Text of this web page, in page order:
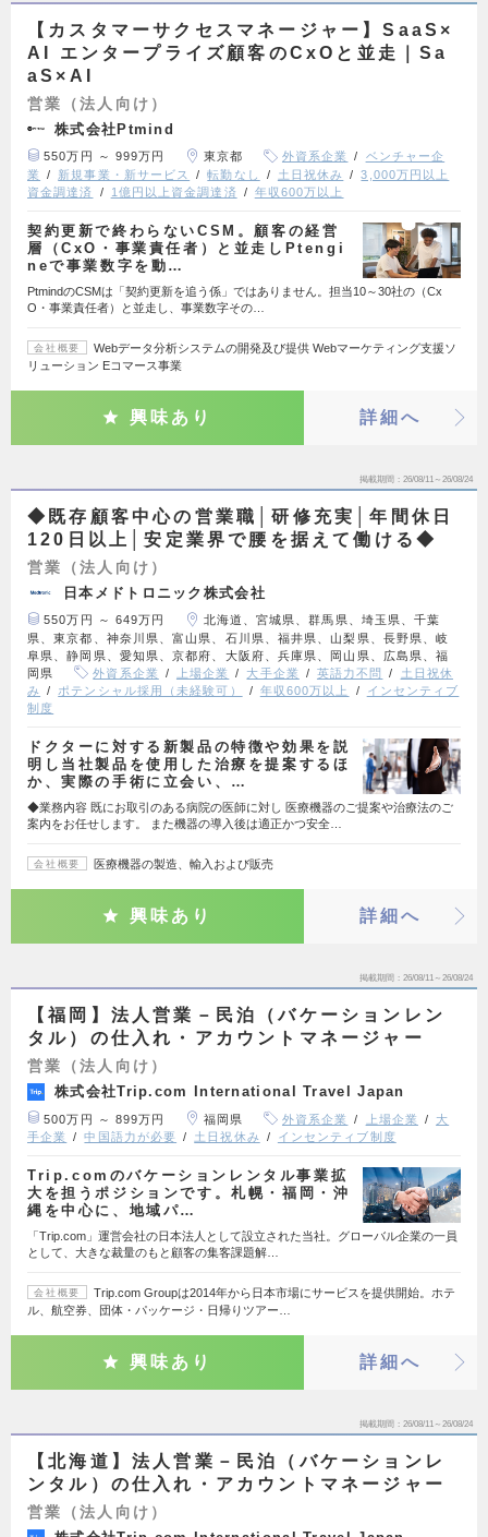
【カスタマーサクセスマネージャー】SaaS×
AI エンタープライズ顧客のCxOと並走｜Sa
aS×AI
営業（法人向け）
株式会社Ptmind
550万円 ～ 999万円 東京都 外資系企業
ベンチャー企
業
新規事業・新サービス 転勤なし 土日祝休み
3,000万円以上
資金調達済
1億円以上資金調達済 年収600万以上
契約更新で終わらないCSM。顧客の経営
層（CxO・事業責任者）と並走しPtengi
neで事業数字を動…
PtmindのCSMは「契約更新を追う係」ではありません。担当10～30社の（Cx
O・事業責任者）と並走し、事業数字その…
会社概要
Webデータ分析システムの開発及び提供 Webマーケティング支援ソ
リューション Eコマース事業
興味あり 詳細へ
掲載期間 26/08/11～26/08/24
◆既存顧客中心の営業職│研修充実│年間休日
120日以上│安定業界で腰を据えて働ける◆
営業（法人向け）
日本メドトロニック株式会社
550万円 ～ 649万円
北海道、宮城県、群馬県、埼玉県、千葉
県、東京都、神奈川県、富山県、石川県、福井県、山梨県、長野県、岐
阜県、静岡県、愛知県、京都府、大阪府、兵庫県、岡山県、広島県、福
岡県
外資系企業 上場企業 大手企業 英語力不問
土日祝休
み
ポテンシャル採用（未経験可） 年収600万以上
インセンティブ
制度
ドクターに対する新製品の特徴や効果を説
明し当社製品を使用した治療を提案するほ
か、実際の手術に立会い、…
◆業務内容 既にお取引のある病院の医師に対し 医療機器のご提案や治療法のご
案内をお任せします。 また機器の導入後は適正かつ安全…
会社概要 医療機器の製造、輸入および販売
興味あり 詳細へ
掲載期間 26/08/11～26/08/24
【福岡】法人営業－民泊（バケーションレン
タル）の仕入れ・アカウントマネージャー
営業（法人向け）
株式会社Trip.com International Travel Japan
500万円 ～ 899万円 福岡県 外資系企業 上場企業
大
手企業
中国語力が必要 土日祝休み インセンティブ制度
Trip.comのバケーションレンタル事業拡
大を担うポジションです。札幌・福岡・沖
縄を中心に、地域パ…
「Trip.com」運営会社の日本法人として設立された当社。グローバル企業の一員
として、大きな裁量のもと顧客の集客課題解…
会社概要
Trip.com Groupは2014年から日本市場にサービスを提供開始。ホテ
ル、航空券、団体・パッケージ・日帰りツアー…
興味あり 詳細へ
掲載期間 26/08/11～26/08/24
【北海道】法人営業－民泊（バケーションレ
ンタル）の仕入れ・アカウントマネージャー
営業（法人向け）